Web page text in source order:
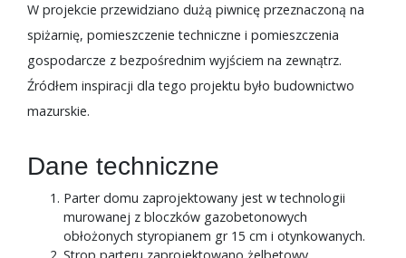
W projekcie przewidziano dużą piwnicę przeznaczoną na
spiżarnię, pomieszczenie techniczne i pomieszczenia
gospodarcze z bezpośrednim wyjściem na zewnątrz.
Źródłem inspiracji dla tego projektu było budownictwo
mazurskie.
Dane techniczne
Parter domu zaprojektowany jest w technologii
murowanej z bloczków gazobetonowych
obłożonych styropianem gr 15 cm i otynkowanych.